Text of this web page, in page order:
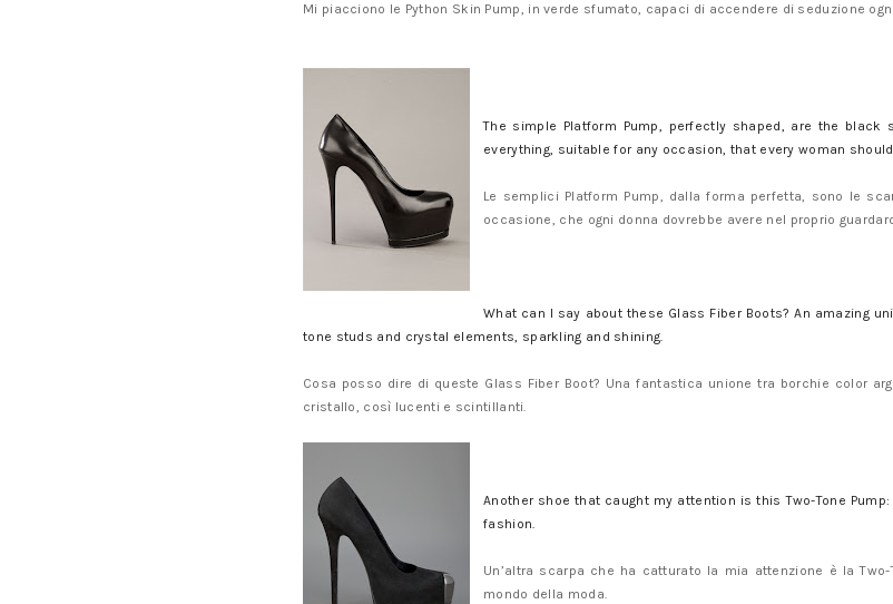
Mi piacciono le Python Skin Pump, in verde sfumato, capaci di accendere di seduzione
The simple Platform Pump, perfectly shaped, are the black
everything, suitable for any occasion, that every woman
Le semplici Platform Pump, dalla forma perfetta, sono le
occasione, che ogni donna dovrebbe avere nel proprio
What can I say about these Glass Fiber Boots? An amazing
tone studs and crystal elements, sparkling and shining.
Cosa posso dire di queste Glass Fiber Boot? Una fantastica unione tra borchie color
cristallo, così lucenti e scintillanti.
Another shoe that caught my attention is this Two-Tone
fashion.
Un’altra scarpa che ha catturato la mia attenzione è la
mondo della moda.